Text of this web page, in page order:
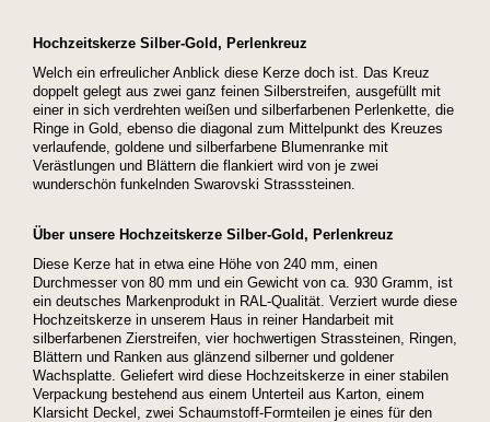
Hochzeitskerze Silber-Gold, Perlenkreuz
Welch ein erfreulicher Anblick diese Kerze doch ist. Das Kreuz
doppelt gelegt aus zwei ganz feinen Silberstreifen, ausgefüllt mit
einer in sich verdrehten weißen und silberfarbenen Perlenkette, die
Ringe in Gold, ebenso die diagonal zum Mittelpunkt des Kreuzes
verlaufende, goldene und silberfarbene Blumenranke mit
Verästlungen und Blättern die flankiert wird von je zwei
wunderschön funkelnden Swarovski Strasssteinen.
Über unsere Hochzeitskerze Silber-Gold, Perlenkreuz
Diese Kerze hat in etwa eine Höhe von 240 mm, einen
Durchmesser von 80 mm und ein Gewicht von ca. 930 Gramm, ist
ein deutsches Markenprodukt in RAL-Qualität. Verziert wurde diese
Hochzeitskerze in unserem Haus in reiner Handarbeit mit
silberfarbenen Zierstreifen, vier hochwertigen Strassteinen, Ringen,
Blättern und Ranken aus glänzend silberner und goldener
Wachsplatte. Geliefert wird diese Hochzeitskerze in einer stabilen
Verpackung bestehend aus einem Unterteil aus Karton, einem
Klarsicht Deckel, zwei Schaumstoff-Formteilen je eines für den